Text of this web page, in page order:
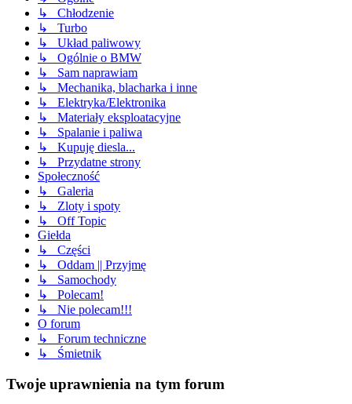
↳ Chłodzenie
↳ Turbo
↳ Układ paliwowy
↳ Ogólnie o BMW
↳ Sam naprawiam
↳ Mechanika, blacharka i inne
↳ Elektryka/Elektronika
↳ Materiały eksploatacyjne
↳ Spalanie i paliwa
↳ Kupuję diesla...
↳ Przydatne strony
Społeczność
↳ Galeria
↳ Zloty i spoty
↳ Off Topic
Giełda
↳ Części
↳ Oddam || Przyjmę
↳ Samochody
↳ Polecam!
↳ Nie polecam!!!
O forum
↳ Forum techniczne
↳ Śmietnik
Twoje uprawnienia na tym forum